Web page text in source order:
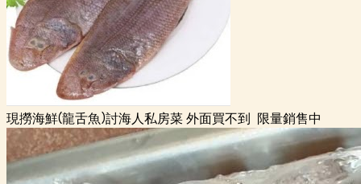
現撈海鮮(龍舌魚)討海人私房菜 外面買不到 限量銷售中